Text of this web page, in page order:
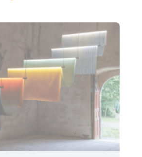
Déguster